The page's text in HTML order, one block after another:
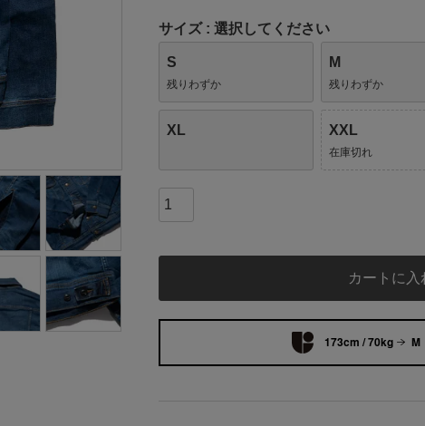
サイズ 選択してください
S
残りわずか
M
残りわずか
XL XXL
在庫切れ
カートに入
173cm / 70kg M